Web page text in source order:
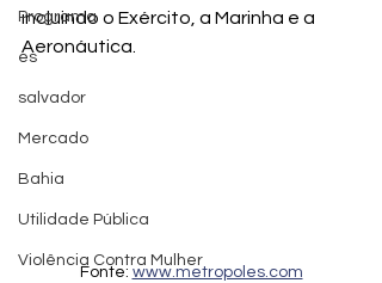
Programa
es
salvador
Mercado
Bahia
Utilidade Pública
Violência Contra Mulher
incluindo o Exército, a Marinha e a
Aeronáutica.
Fonte: www.metropoles.com